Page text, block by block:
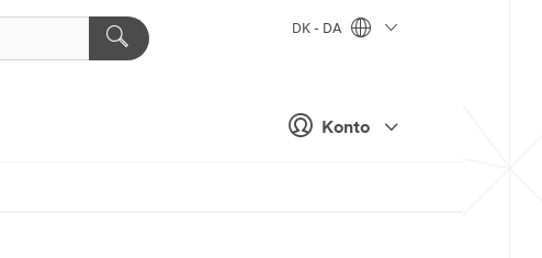
Konto
DK - DA